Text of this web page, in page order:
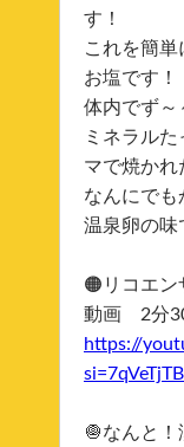
す！
これを簡
お塩です！
体内でず～
ミネラル
マで焼かれ
なんにで
温泉卵の味
🟠リコエン
動画 2分
https://
🧅なんと